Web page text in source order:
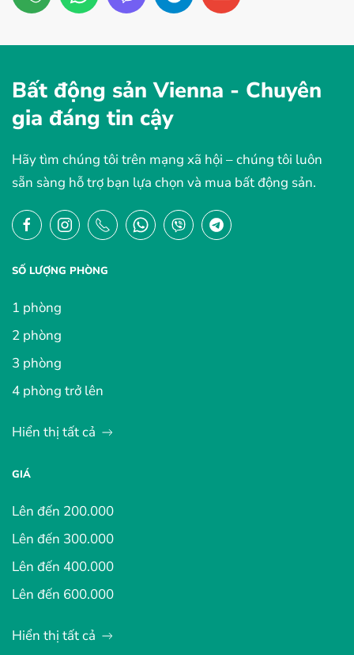
Bất động sản Vienna - Chuyên
gia đáng tin cậy
Hãy tìm chúng tôi trên mạng xã hội – chúng tôi luôn
sẵn sàng hỗ trợ bạn lựa chọn và mua bất động sản.
SỐ LƯỢNG PHÒNG
1 phòng
2 phòng
3 phòng
4 phòng trở lên
Hiển thị tất cả
GIÁ
Lên đến 200.000
Lên đến 300.000
Lên đến 400.000
Lên đến 600.000
Hiển thị tất cả